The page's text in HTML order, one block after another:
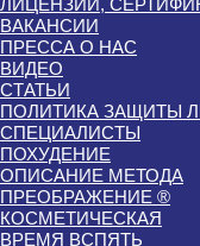
ВАКАНСИИ
ПРЕССА О НАС
ВИДЕО
СТАТЬИ
ПОЛИТИКА ЗАЩИТЫ
СПЕЦИАЛИСТЫ
ПОХУДЕНИЕ
ОПИСАНИЕ МЕТОДА
ПРЕОБРАЖЕНИЕ ®
КОСМЕТИЧЕСКАЯ
ВРЕМЯ ВСПЯТЬ